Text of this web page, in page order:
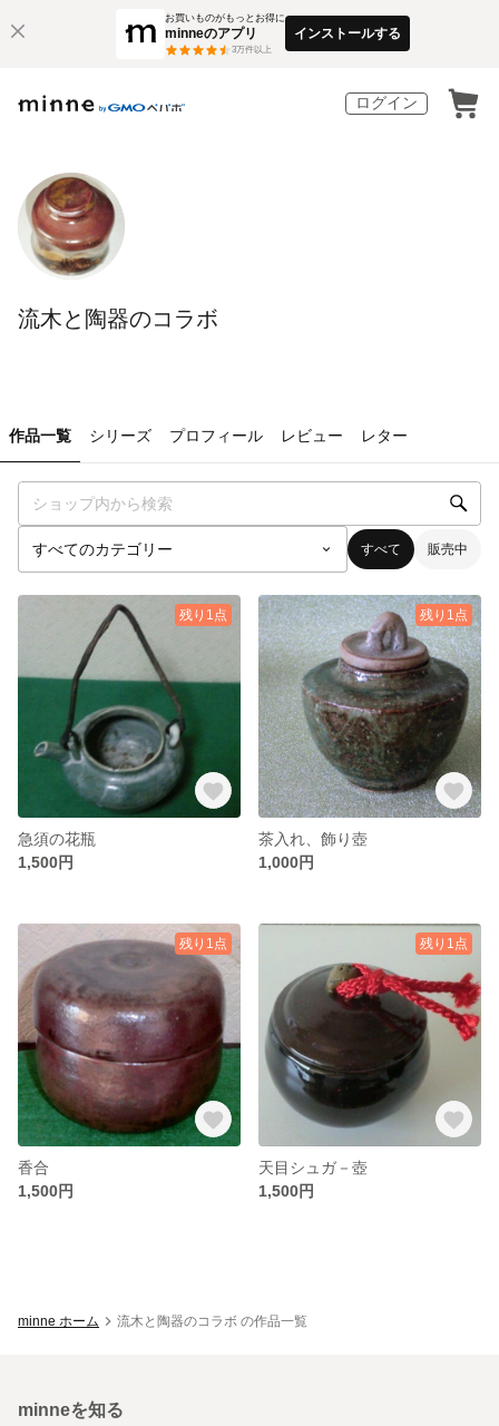
お買いものがもっとお得に
minneのアプリ
3万件以上
インストールする
ログイン
流木と陶器のコラボ
作品一覧 シリーズ プロフィール レビュー レター
すべて 販売中
残り1点
急須の花瓶
1,500円
残り1点
茶入れ、飾り壺
1,000円
残り1点
香合
1,500円
残り1点
天目シュガ－壺
1,500円
minne ホーム 流木と陶器のコラボ の作品一覧
minneを知る